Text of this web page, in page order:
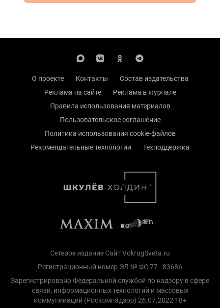
О проекте Контакты
Состав издательства
Реклама на сайте
Реклама в журнале
Правила использования материалов
Пользовательское соглашение
Политика использования cookie-файлов
Рекомендательные технологии
Техподдержка
Сетевое издание Сайт VokrugSveta.ru
Регистрационный номер ЭЛ № ФС 77 - 83686
Зарегистрировано Федеральной службой по надзору в сфере
связи, информационных технологий и массовых
коммуникаций (Роскомнадзор) 26.07.2022 18+